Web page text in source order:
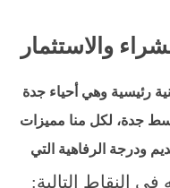
والاستثمار
رئيسية وهي أحياء جدة
وسط جدة، لكل منا مميزات
ودرجة الرفاهية التي
النقاط التالية: